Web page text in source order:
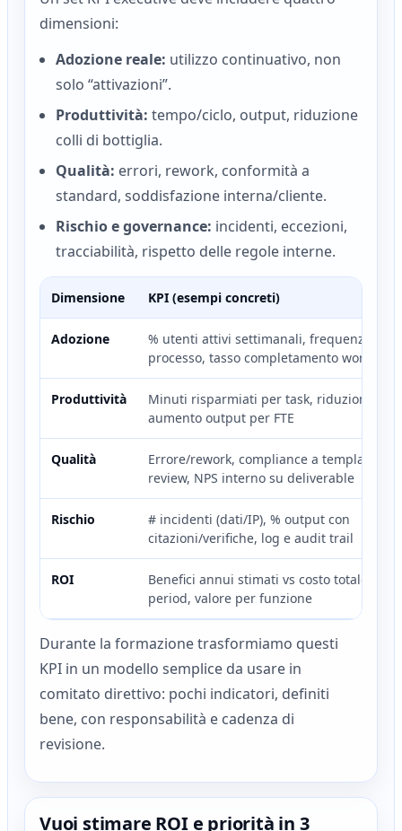
dimensioni:
Adozione reale: utilizzo continuativo, non
solo “attivazioni”.
Produttività: tempo/ciclo, output, riduzione
colli di bottiglia.
Qualità: errori, rework, conformità a
standard, soddisfazione interna/cliente.
Rischio e governance: incidenti, eccezioni,
tracciabilità, rispetto delle regole interne.
Dimensione KPI (esempi concreti)
Adozione
% utenti attivi settimanali, frequenza
processo, tasso completamento workflow
Produttività
Minuti risparmiati per task, riduzione
aumento output per FTE
Qualità
Errore/rework, compliance a template,
review, NPS interno su deliverable
Rischio
# incidenti (dati/IP), % output con
citazioni/verifiche, log e audit trail
ROI
Benefici annui stimati vs costo totale,
period, valore per funzione
Durante la formazione trasformiamo questi
KPI in un modello semplice da usare in
comitato direttivo: pochi indicatori, definiti
bene, con responsabilità e cadenza di
revisione.
Vuoi stimare ROI e priorità in 3